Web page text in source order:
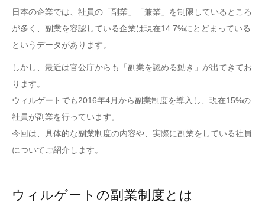
日本の企業では、社員の「副業」「兼業」を制限しているところ
が多く、副業を容認している企業は現在14.7%にとどまっている
というデータがあります。
しかし、最近は官公庁からも「副業を認める動き」が出てきてお
ります。
ウィルゲートでも2016年4月から副業制度を導入し、現在15%の
社員が副業を行っています。
今回は、具体的な副業制度の内容や、実際に副業をしている社員
についてご紹介します。
ウィルゲートの副業制度とは